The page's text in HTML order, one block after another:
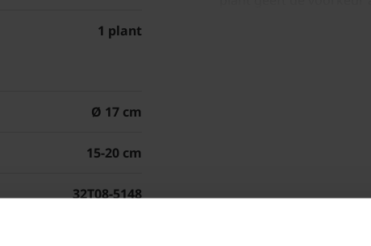
1 plant
Ø 17 cm
15-20 cm
32T08-5148
beschermd is tegen
Eucalyptus